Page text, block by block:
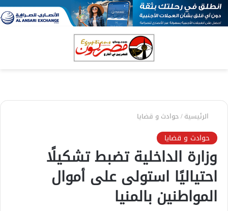
الرئيسية/حوادث و قضايا
حوادث و قضايا
وزارة الداخلية تضبط تشكيلًا
احتياليًا استولى على أموال
المواطنين بالمنيا